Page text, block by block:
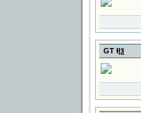
GT Ɨ|ѯ